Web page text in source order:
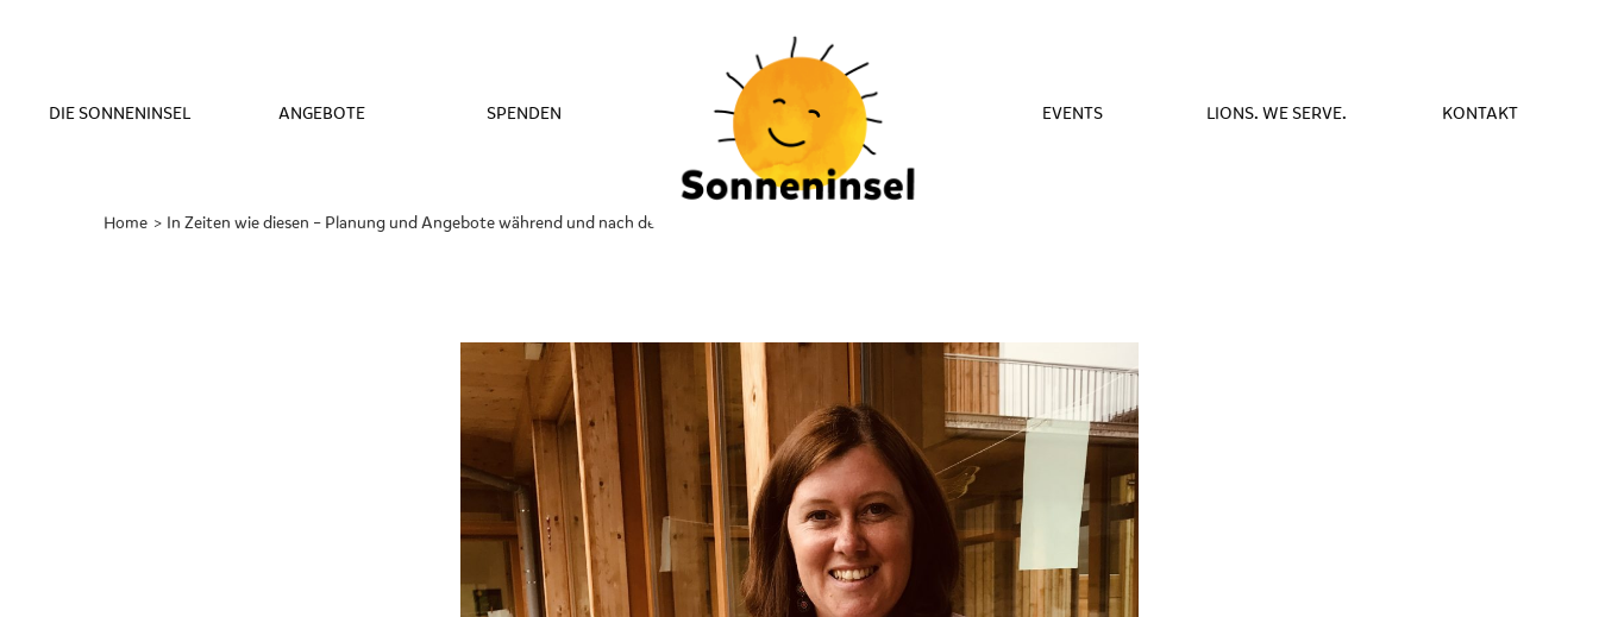
DIE SONNENINSEL ANGEBOTE SPENDEN EVENTS LIONS. WE SERVE. KONTAKT
Home
Gerade
In Zeiten wie diesen – Planung und Angebote während und nach der Corona-Krise